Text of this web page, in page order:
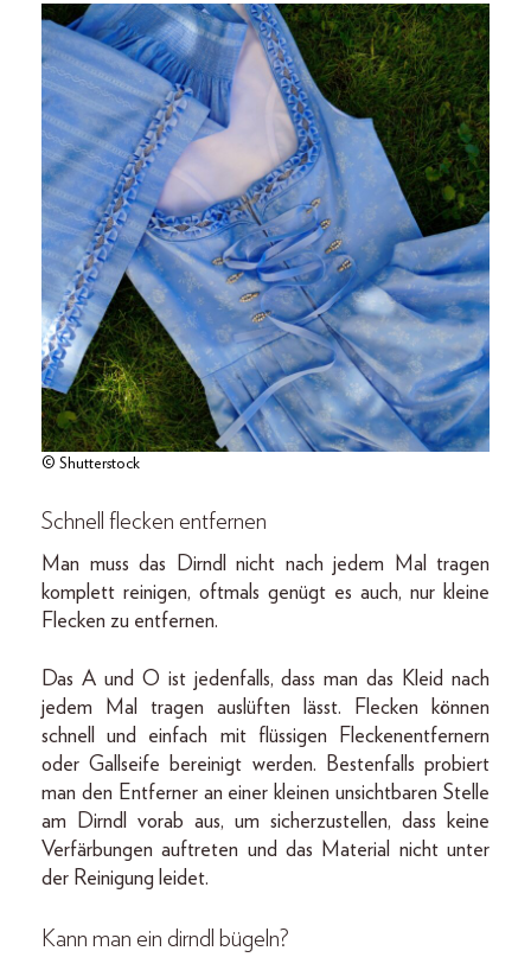
© Shutterstock
Schnell flecken entfernen
Man muss das Dirndl nicht nach jedem Mal tragen
komplett reinigen, oftmals genügt es auch, nur kleine
Flecken zu entfernen.
Das A und O ist jedenfalls, dass man das Kleid nach
jedem Mal tragen auslüften lässt. Flecken können
schnell und einfach mit flüssigen Fleckenentfernern
oder Gallseife bereinigt werden. Bestenfalls probiert
man den Entferner an einer kleinen unsichtbaren Stelle
am Dirndl vorab aus, um sicherzustellen, dass keine
Verfärbungen auftreten und das Material nicht unter
der Reinigung leidet.
Kann man ein dirndl bügeln?